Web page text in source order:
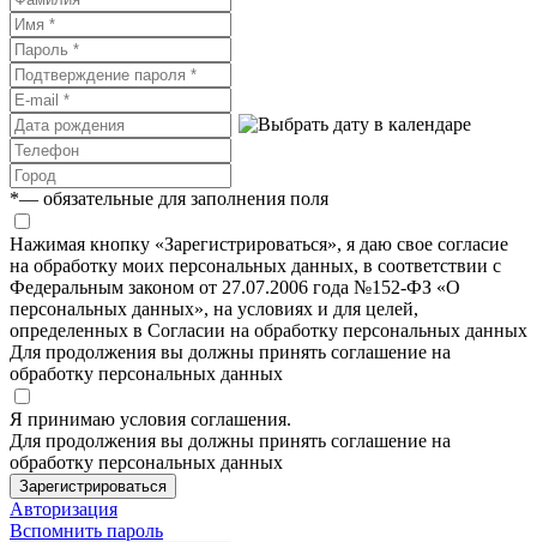
*— обязательные для заполнения поля
Нажимая кнопку «Зарегистрироваться», я даю свое согласие
на обработку моих персональных данных, в соответствии с
Федеральным законом от 27.07.2006 года №152-ФЗ «О
персональных данных», на условиях и для целей,
определенных в Согласии на обработку персональных данных
Для продолжения вы должны принять соглашение на
обработку персональных данных
Я принимаю условия соглашения.
Для продолжения вы должны принять соглашение на
обработку персональных данных
Зарегистрироваться
Авторизация
Вспомнить пароль